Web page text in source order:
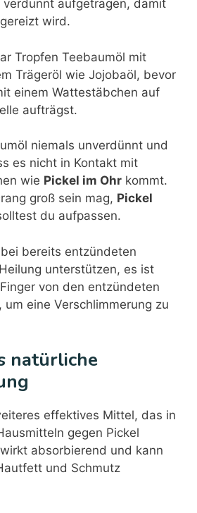
verdünnt aufgetragen, damit
wird.
Tropfen Teebaumöl mit
Trägeröl wie Jojobaöl, bevor
einem Wattestäbchen auf
aufträgst.
niemals unverdünnt und
es nicht in Kontakt mit
wie Pickel im Ohr kommt.
groß sein mag, Pickel
du aufpassen.
bereits entzündeten
unterstützen, es ist
von den entzündeten
um eine Verschlimmerung zu
natürliche
effektives Mittel, das in
gegen Pickel
absorbierend und kann
und Schmutz